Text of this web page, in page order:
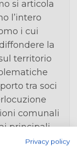
si articola
l’intero
i cui
la
territorio
tra soci
comunali
principali
Privacy policy